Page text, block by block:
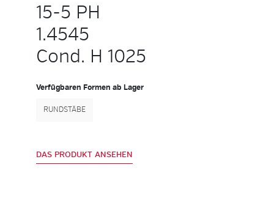
15-5 PH
1.4545
Cond. H 1025
Verfügbaren Formen ab Lager
RUNDSTÄBE
DAS PRODUKT ANSEHEN